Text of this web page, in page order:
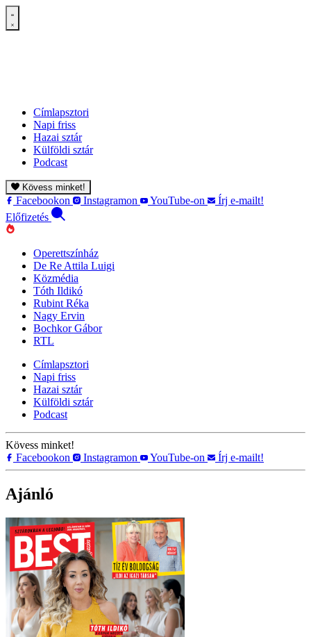
Címlapsztori
Napi friss
Hazai sztár
Külföldi sztár
Podcast
Kövess minket!
Facebookon Instagramon YouTube-on
Írj e-mailt!
Előfizetés
Operettszínház
De Re Attila Luigi
Közmédia
Tóth Ildikó
Rubint Réka
Nagy Ervin
Bochkor Gábor
RTL
Címlapsztori
Napi friss
Hazai sztár
Külföldi sztár
Podcast
Kövess minket!
Facebookon
Instagramon YouTube-on Írj e-mailt!
Ajánló